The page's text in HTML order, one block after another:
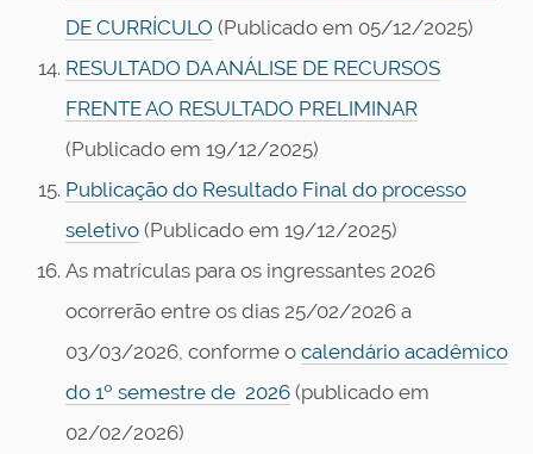
DE CURRÍCULO (Publicado em 05/12/2025)
RESULTADO DA ANÁLISE DE RECURSOS
FRENTE AO RESULTADO PRELIMINAR
(Publicado em 19/12/2025)
Publicação do Resultado Final do processo
seletivo (Publicado em 19/12/2025)
As matrículas para os ingressantes 2026
ocorrerão entre os dias 25/02/2026 a
03/03/2026, conforme o calendário acadêmico
do 1º semestre de 2026 (publicado em
02/02/2026)